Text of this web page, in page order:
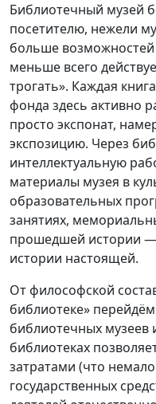
Библиотечный музей
посетителю, нежели
больше возможностей
меньше всего
трогать». Каждая
фонда здесь активно
просто экспонат,
экспозицию. Через
интеллектуальную
материалы музея в
образовательных
занятиях,
прошедшей истории —
истории настоящей.
От философской
библиотеке»
библиотечных
библиотеках
затратами (что
государственных